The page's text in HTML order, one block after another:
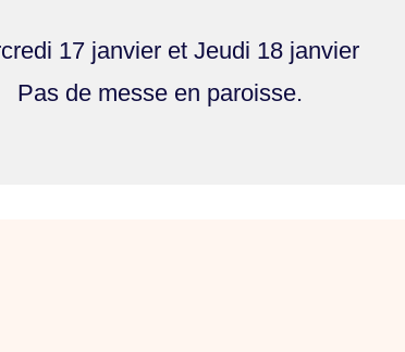
17 janvier et Jeudi 18 janvier
Pas de messe en paroisse.